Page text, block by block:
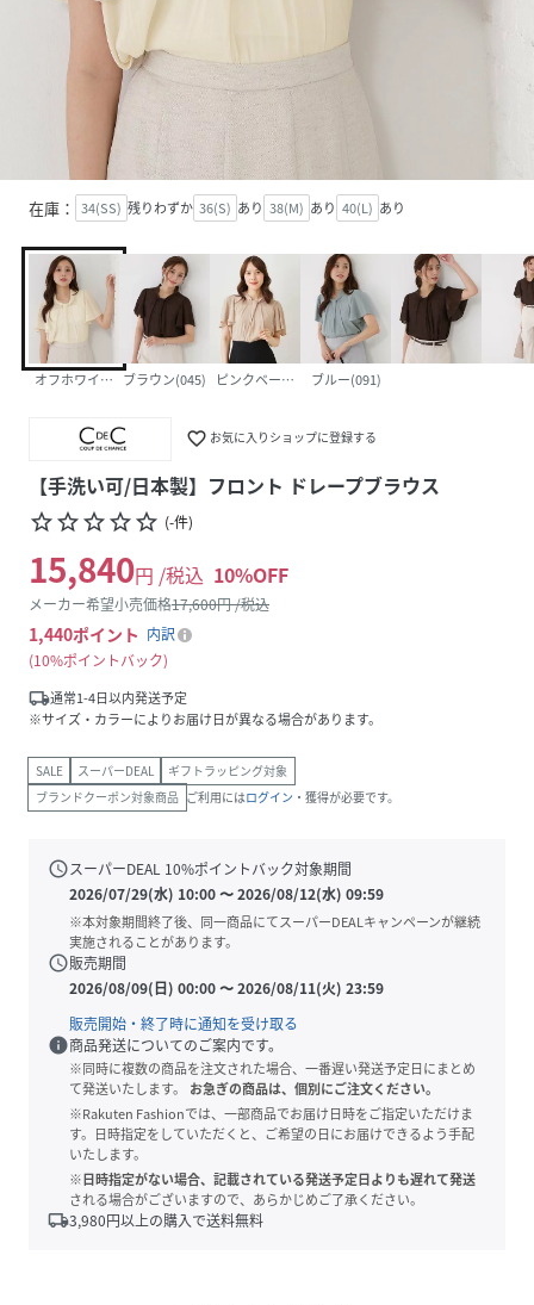
在庫： 34(SS) 残りわずか 36(S) あり 38(M) あり 40(L) あり
オフホワイト(003)ブラウン(045) ピンクベージュ(053)ブルー(091)
favorite_border お気に入りショップに登録する
【手洗い可/日本製】フロント ドレープブラウス
star_borderstar_borderstar_borderstar_borderstar_border (-件)
15,840円 /税込 10%OFF
メーカー希望小売価格17,600円 /税込
1,440ポイント 内訳
10%ポイントバック
local_shipping通常1-4日以内発送予定
※サイズ・カラーによりお届け日が異なる場合があります。
SALE スーパーDEAL
ギフトラッピング対象
ブランドクーポン対象商品 ご利用にはログイン ・獲得が必要です。
scheduleスーパーDEAL 10%ポイントバック対象期間
2026/07/29(水) 10:00〜2026/08/12(水) 09:59
※本対象期間終了後、同一商品にてスーパーDEALキャンペーンが継続
実施されることがあります。
schedule販売期間
2026/08/09(日) 00:00〜2026/08/11(火) 23:59
販売開始・終了時に通知を受け取る
info商品発送についてのご案内です。
※同時に複数の商品を注文された場合、一番遅い発送予定日にまとめ
て発送いたします。
お急ぎの商品は、個別にご注文ください。
※Rakuten Fashionでは、一部商品でお届け日時をご指定いただけま
す。日時指定をしていただくと、ご希望の日にお届けできるよう手配
いたします。
※日時指定がない場合、記載されている発送予定日よりも遅れて発送
される場合がございますので、あらかじめご了承ください。
local_shipping3,980円以上の購入で送料無料